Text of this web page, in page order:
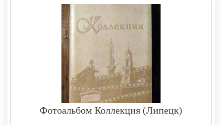
Фотоальбом Коллекция (Липецк)